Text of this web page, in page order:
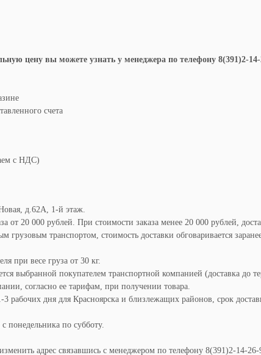
цену вы можете узнать у менеджера по телефону 8(391)2-14-
счета
с НДС)
д.62А, 1-й этаж.
от 20 000 рублей. При стоимости заказа менее 20 000 рублей,
транспортом, стоимость доставки обговаривается
при весе груза от 30 кг.
выбранной покупателем транспортной компанией (доставка до
согласно ее тарифам, при получении товара.
рабочих дня для Красноярска и близлежащих районов, срок
понедельника по субботу.
адрес связавшись с менеджером по телефону 8(391)2-14-26-